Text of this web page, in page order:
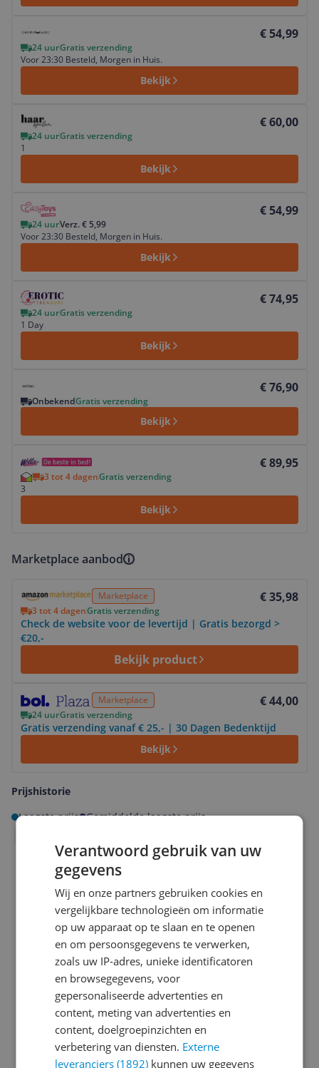
€ 54,99
24 uurGratis verzending
Voor 23:30 Besteld, Morgen in Huis.
Bekijk
€ 60,00
24 uurGratis verzending
1
Bekijk
Bekijk product
€ 54,99
24 uurVerz. € 5,99
Voor 23:30 Besteld, Morgen in Huis.
Bekijk
Bekijk product
€ 74,95
24 uurGratis verzending
1 Day
Bekijk
Bekijk product
€ 76,90
OnbekendGratis verzending
Bekijk
€ 89,95
3 tot 4 dagenGratis verzending
3
Bekijk
Marketplace aanbod
Marketplace € 35,98
3 tot 4 dagenGratis verzending
Check de website voor de levertijd | Gratis bezorgd >
€20,-
Bekijk product
Marketplace € 44,00
24 uurGratis verzending
Gratis verzending vanaf € 25,- | 30 Dagen Bedenktijd
Bekijk
Prijshistorie
Laagste prijs Gemiddelde laagste prijs
Laagste prijs ooit
€ 25,90
Hoogste prijs ooit
€ 44,99
Verantwoord gebruik van uw
gegevens
Wij en onze partners gebruiken cookies en
vergelijkbare technologieën om informatie
op uw apparaat op te slaan en te openen
en om persoonsgegevens te verwerken,
zoals uw IP-adres, unieke identificatoren
en browsegegevens, voor
gepersonaliseerde advertenties en
content, meting van advertenties en
content, doelgroepinzichten en
verbetering van diensten. Externe
leveranciers (1892) kunnen uw gegevens